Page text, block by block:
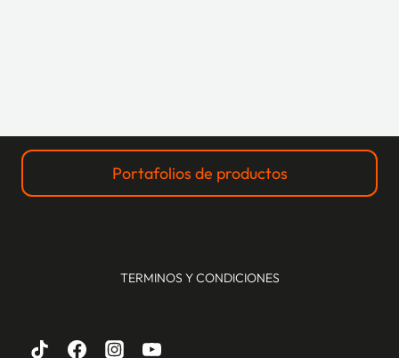
Portafolios de productos
TERMINOS Y CONDICIONES